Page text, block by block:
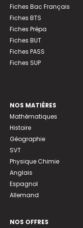
Fiches Bac Français
Fiches BTS
Fiches Prépa
Fiches BUT
Fiches PASS
Fiches SUP
NOS MATIÈRES
Mathématiques
Histoire
Géographie
SVT
Physique Chimie
Anglais
Espagnol
Allemand
NOS OFFRES